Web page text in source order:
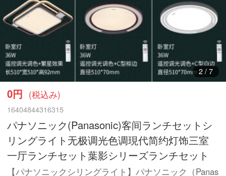
3/ 7
0円 (税込み)
16404844316315
パナソニック(Panasonic)客间ランチセットシ
リングライト无极调光色调現代简约灯饰三室
一厅ランチセット葉影シリーズランチセット
【パナソニックシリングライト】パナソニック（Panas